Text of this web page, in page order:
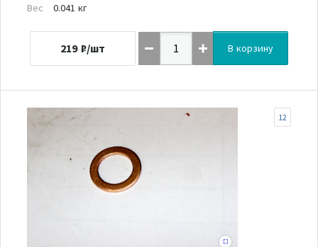
Вес
0.041 кг
219 ₽/шт В корзину
12